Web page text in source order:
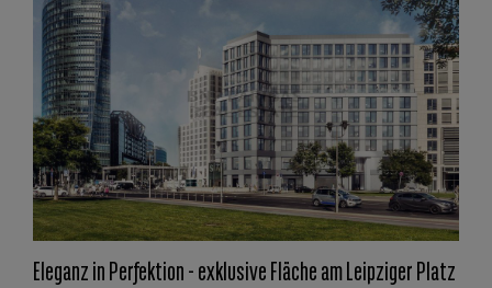
Eleganz in Perfektion - exklusive Fläche am Leipziger Platz